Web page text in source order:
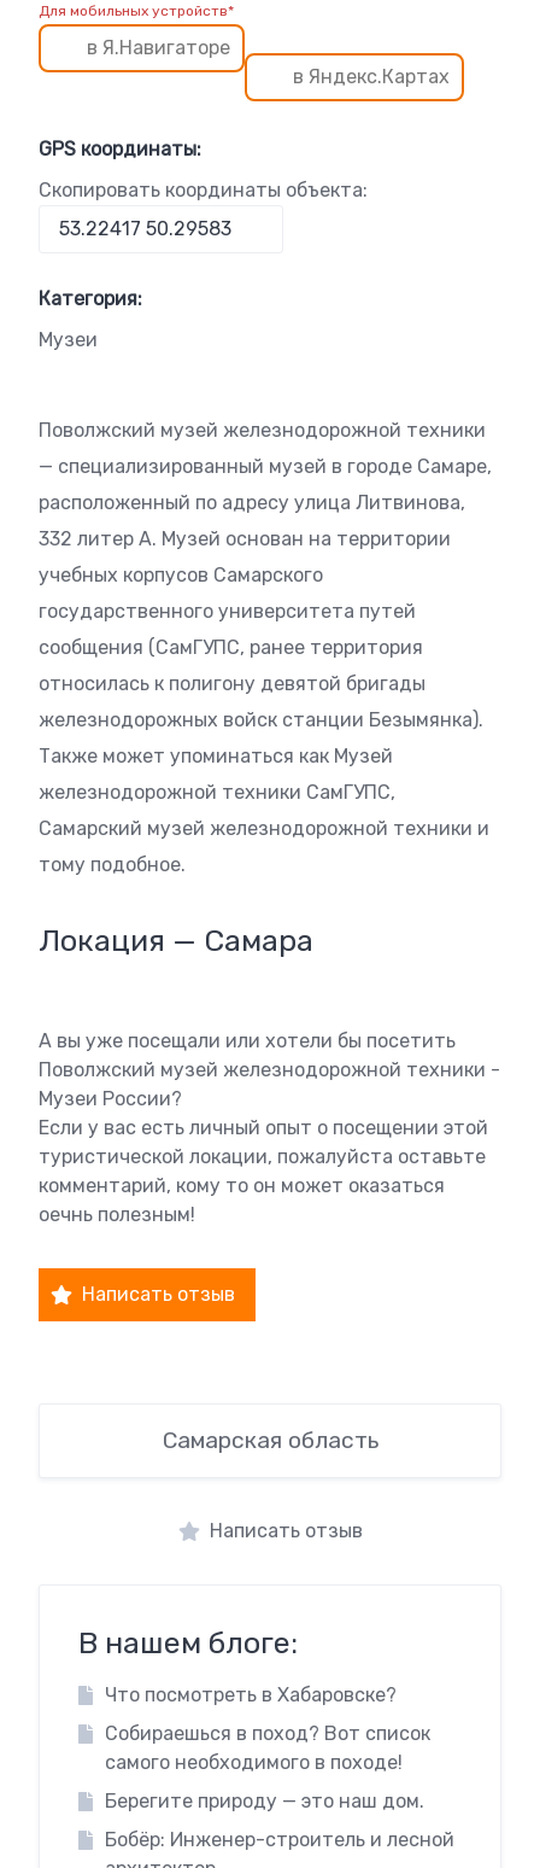
Для мобильных устройств*
в Я.Навигаторе
в Яндекс.Картах
GPS координаты:
Скопировать координаты объекта:
Категория:
Музеи
Поволжский музей железнодорожной техники
— специализированный музей в городе Самаре,
расположенный по адресу улица Литвинова,
332 литер А. Музей основан на территории
учебных корпусов Самарского
государственного университета путей
сообщения (СамГУПС, ранее территория
относилась к полигону девятой бригады
железнодорожных войск станции Безымянка).
Также может упоминаться как Музей
железнодорожной техники СамГУПС,
Самарский музей железнодорожной техники и
тому подобное.
Локация — Самара
А вы уже посещали или хотели бы посетить
Поволжский музей железнодорожной техники -
Музеи России?
Если у вас есть личный опыт о посещении этой
туристической локации, пожалуйста оставьте
комментарий, кому то он может оказаться
оечнь полезным!
Написать отзыв
Самарская область
Написать отзыв
В нашем блоге:
Что посмотреть в Хабаровске?
Собираешься в поход? Вот список
самого необходимого в походе!
Берегите природу — это наш дом.
Бобёр: Инженер-строитель и лесной